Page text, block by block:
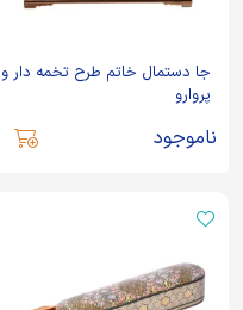
جا دستمال خاتم طرح تخمه دار و
پروارو
ناموجود